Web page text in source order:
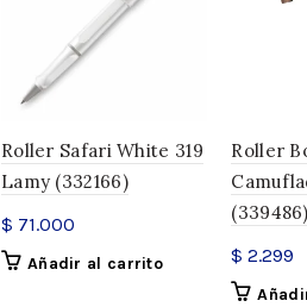
Roller Safari White 319
Lamy (332166)
$ 71.000
Añadir al carrito
Roller
(339486)
$ 2.299